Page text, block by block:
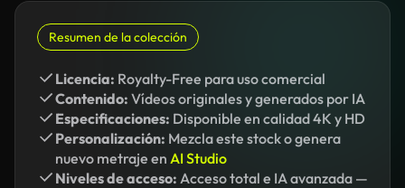
Resumen de la colección
Licencia: Royalty-Free para uso comercial
Contenido: Vídeos originales y generados por IA
Especificaciones: Disponible en calidad 4K y HD
Personalización: Mezcla este stock o genera
nuevo metraje en AI Studio
Niveles de acceso: Acceso total e IA avanzada —